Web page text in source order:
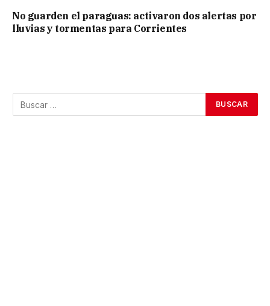
No guarden el paraguas: activaron dos alertas por
lluvias y tormentas para Corrientes